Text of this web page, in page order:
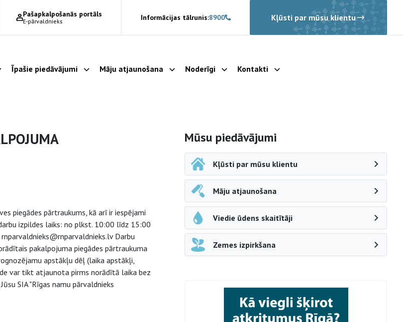
Pašapkalpošanās portāls
E-pārvaldnieks Informācijas tālrunis:8900 Kļūsti par mūsu klientu
apakšizvēlni
Īpašie piedāvājumi Parādīt apakšizvēlni
Māju atjaunošana Parādīt apakšizvēlni
Noderīgi Parādīt apakšizvēlni
Kontakti Parādīt apakšizvēlni
piegādes pārtraukums, kā arī ir iespējami
izpildes laiks: no plkst. 10:00 līdz 15:00
Darbu
pakalpojuma piegādes pārtraukuma
apstākļu dēļ (laika apstākļi,
var tikt atjaunota pirms norādītā laika bez
SIA "Rīgas namu pārvaldnieks
Sāna navigācija
Mūsu piedāvājumi
Kļūsti par mūsu klientu
Māju atjaunošana
Viedie ūdens skaitītāji
Zemes izpirkšana